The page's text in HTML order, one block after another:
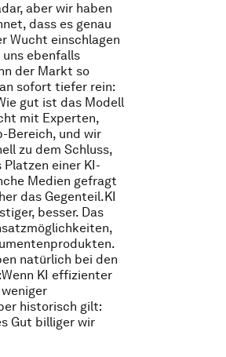
aber wir haben
dass es genau
Wucht einschlagen
uns ebenfalls
der Markt so
sofort tiefer rein:
gut ist das Modell
mit Experten,
Bereich, und wir
zu dem Schluss,
einer KI-
Medien gefragt
das Gegenteil.KI
besser. Das
natürlich bei den
KI effizienter
historisch gilt:
Gut billiger wir